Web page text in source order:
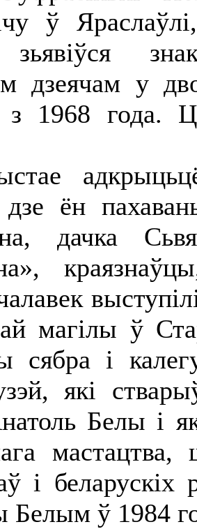
ў
зьявіўся
дзеячам у
з 1968 года.
ён
дачка
магілы ў
сябра і
які
Белы і
і
Белым ў 1984